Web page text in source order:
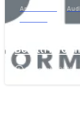
Antennistica
Telefonia
Belotti
27 Dicembre 2025